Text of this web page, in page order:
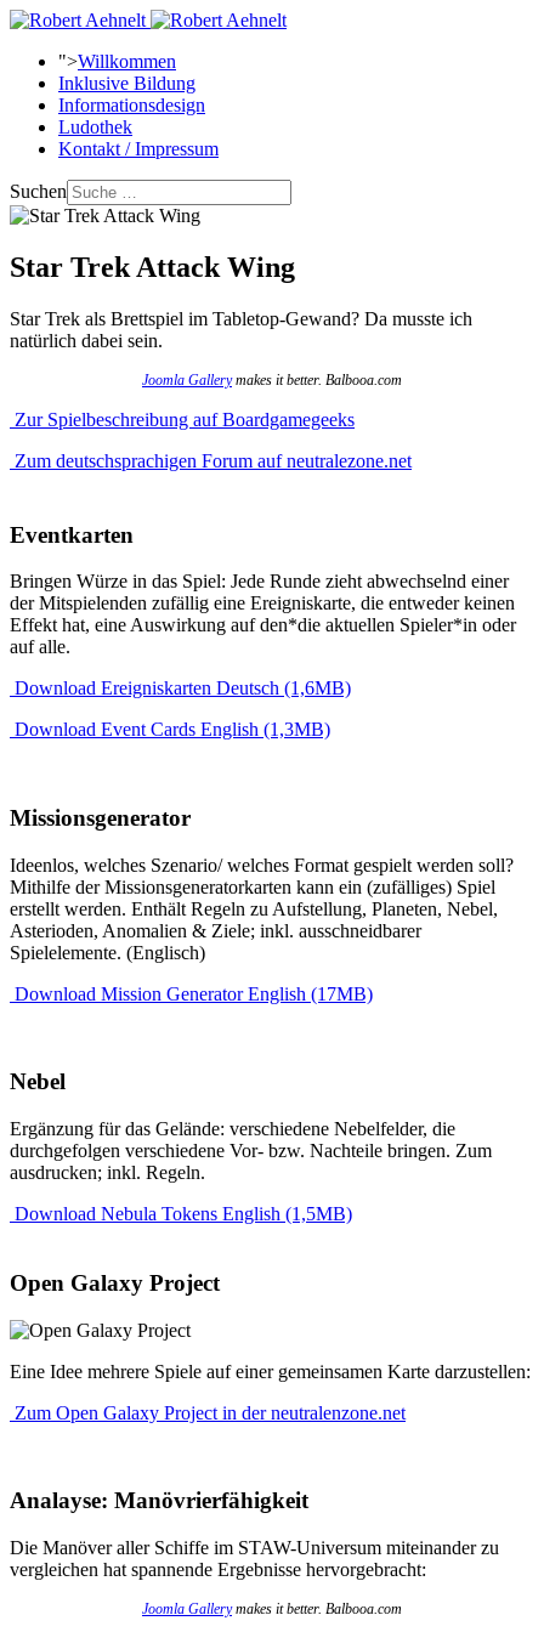
">Willkommen
Inklusive Bildung
Informationsdesign
Ludothek
Kontakt / Impressum
Suchen
Star Trek Attack Wing
Star Trek als Brettspiel im Tabletop-Gewand? Da musste ich
natürlich dabei sein.
Joomla Gallerymakes it better. Balbooa.com
Zur Spielbeschreibung auf Boardgamegeeks
Zum deutschsprachigen Forum auf neutralezone.net
Eventkarten
Bringen Würze in das Spiel: Jede Runde zieht abwechselnd einer
der Mitspielenden zufällig eine Ereigniskarte, die entweder keinen
Effekt hat, eine Auswirkung auf den*die aktuellen Spieler*in oder
auf alle.
Download Ereigniskarten Deutsch (1,6MB)
Download Event Cards English (1,3MB)
Missionsgenerator
Ideenlos, welches Szenario/ welches Format gespielt werden soll?
Mithilfe der Missionsgeneratorkarten kann ein (zufälliges) Spiel
erstellt werden. Enthält Regeln zu Aufstellung, Planeten, Nebel,
Asterioden, Anomalien & Ziele; inkl. ausschneidbarer
Spielelemente. (Englisch)
Download Mission Generator English (17MB)
Nebel
Ergänzung für das Gelände: verschiedene Nebelfelder, die
durchgefolgen verschiedene Vor- bzw. Nachteile bringen. Zum
ausdrucken; inkl. Regeln.
Download Nebula Tokens English (1,5MB)
Open Galaxy Project
Eine Idee mehrere Spiele auf einer gemeinsamen Karte darzustellen:
Zum Open Galaxy Project in der neutralenzone.net
Analayse: Manövrierfähigkeit
Die Manöver aller Schiffe im STAW-Universum miteinander zu
vergleichen hat spannende Ergebnisse hervorgebracht:
Joomla Gallerymakes it better. Balbooa.com